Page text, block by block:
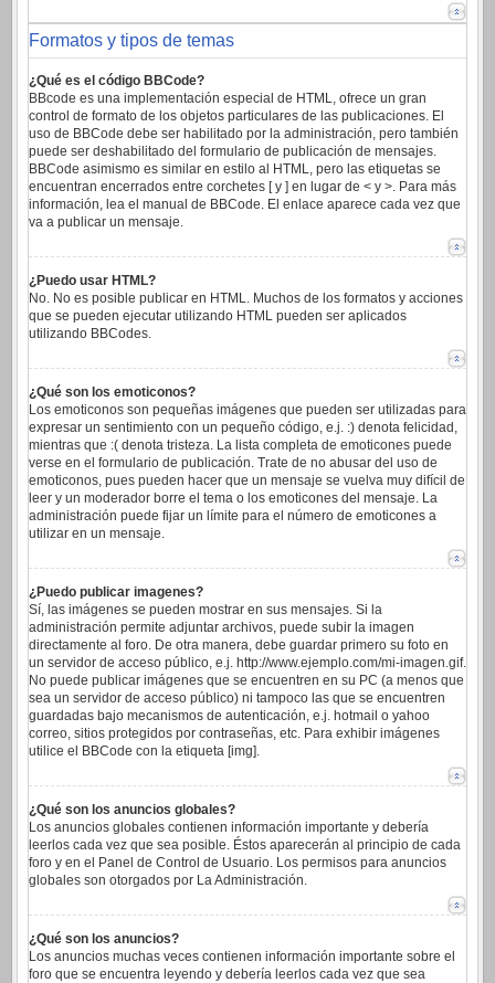
Formatos y tipos de temas
¿Qué es el código BBCode?
BBcode es una implementación especial de HTML, ofrece un gran
control de formato de los objetos particulares de las publicaciones. El
uso de BBCode debe ser habilitado por la administración, pero también
puede ser deshabilitado del formulario de publicación de mensajes.
BBCode asimismo es similar en estilo al HTML, pero las etiquetas se
encuentran encerrados entre corchetes [ y ] en lugar de < y >. Para más
información, lea el manual de BBCode. El enlace aparece cada vez que
va a publicar un mensaje.
¿Puedo usar HTML?
No. No es posible publicar en HTML. Muchos de los formatos y acciones
que se pueden ejecutar utilizando HTML pueden ser aplicados
utilizando BBCodes.
¿Qué son los emoticonos?
Los emoticonos son pequeñas imágenes que pueden ser utilizadas para
expresar un sentimiento con un pequeño código, e.j. :) denota felicidad,
mientras que :( denota tristeza. La lista completa de emoticones puede
verse en el formulario de publicación. Trate de no abusar del uso de
emoticonos, pues pueden hacer que un mensaje se vuelva muy difícil de
leer y un moderador borre el tema o los emoticones del mensaje. La
administración puede fijar un límite para el número de emoticones a
utilizar en un mensaje.
¿Puedo publicar imagenes?
Sí, las imágenes se pueden mostrar en sus mensajes. Si la
administración permite adjuntar archivos, puede subir la imagen
directamente al foro. De otra manera, debe guardar primero su foto en
un servidor de acceso público, e.j. http://www.ejemplo.com/mi-imagen.gif.
No puede publicar imágenes que se encuentren en su PC (a menos que
sea un servidor de acceso público) ni tampoco las que se encuentren
guardadas bajo mecanismos de autenticación, e.j. hotmail o yahoo
correo, sitios protegidos por contraseñas, etc. Para exhibir imágenes
utilice el BBCode con la etiqueta [img].
¿Qué son los anuncios globales?
Los anuncios globales contienen información importante y debería
leerlos cada vez que sea posible. Éstos aparecerán al principio de cada
foro y en el Panel de Control de Usuario. Los permisos para anuncios
globales son otorgados por La Administración.
¿Qué son los anuncios?
Los anuncios muchas veces contienen información importante sobre el
foro que se encuentra leyendo y debería leerlos cada vez que sea